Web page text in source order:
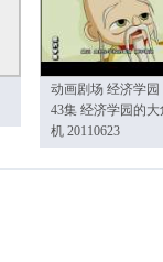
动画剧场 经济学园
43集 经济学园的大
机 20110623